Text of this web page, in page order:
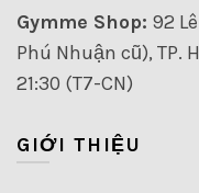
Gymme Shop: 92
Phú Nhuận cũ), TP.
21:30 (T7-CN)
GIỚI THIỆU